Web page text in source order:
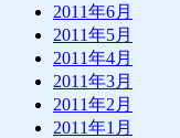
2011年6月
2011年5月
2011年4月
2011年3月
2011年2月
2011年1月